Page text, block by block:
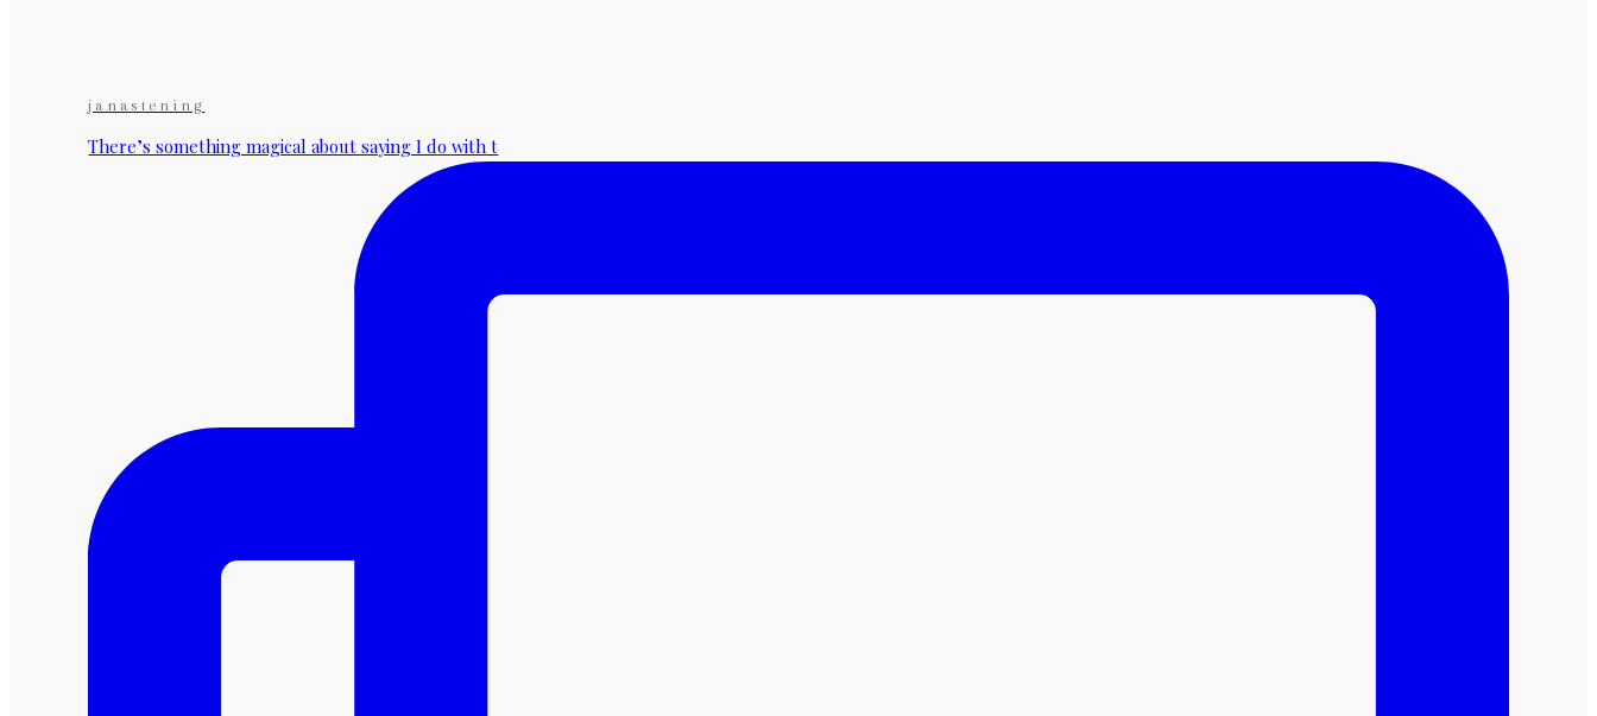
janastening
There’s something magical about saying I do with t